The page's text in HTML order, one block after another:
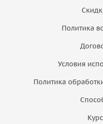
Политика
Условия
Политика